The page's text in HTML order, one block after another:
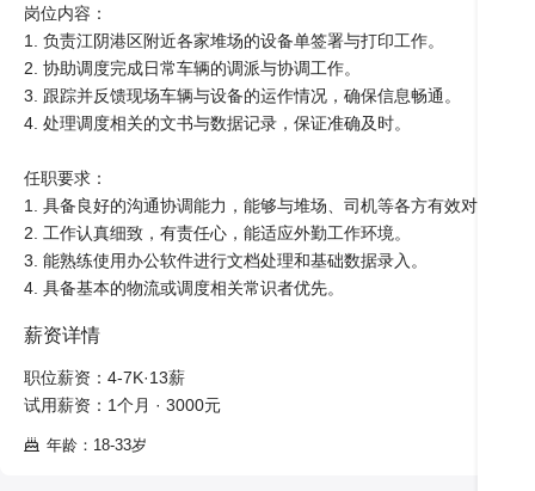
岗位内容：
1. 负责江阴港区附近各家堆场的设备单签署与打印工作。
2. 协助调度完成日常车辆的调派与协调工作。
3. 跟踪并反馈现场车辆与设备的运作情况，确保信息畅通。
4. 处理调度相关的文书与数据记录，保证准确及时。
任职要求：
1. 具备良好的沟通协调能力，能够与堆场、司机等各方有效对接。
2. 工作认真细致，有责任心，能适应外勤工作环境。
3. 能熟练使用办公软件进行文档处理和基础数据录入。
4. 具备基本的物流或调度相关常识者优先。
薪资详情
职位薪资：4-7K·13薪
试用薪资：1个月 · 3000元
年龄：18-33岁